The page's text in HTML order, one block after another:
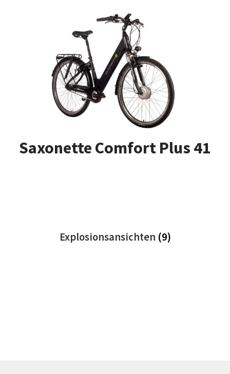
Saxonette Comfort Plus 41
Explosionsansichten (9)